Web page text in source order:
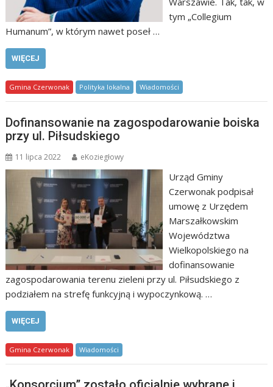
tym „Collegium
Humanum”, w którym nawet poseł …
WIĘCEJ
Gmina Czerwonak Polityka lokalna Wiadomości
Dofinansowanie na zagospodarowanie boiska
przy ul. Piłsudskiego
11 lipca 2022 eKoziegłowy
Urząd Gminy
Czerwonak podpisał
umowę z Urzędem
Marszałkowskim
Województwa
Wielkopolskiego na
dofinansowanie
zagospodarowania terenu zieleni przy ul. Piłsudskiego z
podziałem na strefę funkcyjną i wypoczynkową. …
WIĘCEJ
Gmina Czerwonak Wiadomości